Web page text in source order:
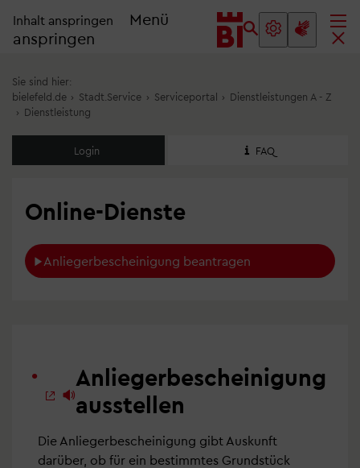
Inhalt anspringen
Menü
anspringen
Sie sind hier:
bielefeld.de › Stadt.Service › Serviceportal › Dienstleistungen A - Z
› Dienstleistung
Login FAQ
Online-Dienste
Anliegerbescheinigung beantragen
Anliegerbescheinigung
ausstellen
Die Anliegerbescheinigung gibt Auskunft
darüber, ob für ein bestimmtes Grundstück